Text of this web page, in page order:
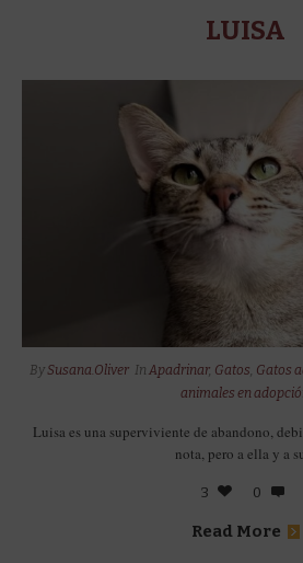
LUISA
By Susana.Oliver In Apadrinar, Gatos, Gatos
animales en
Luisa es una superviviente de abandono,
nota, pero a ella y a
3 0
Read More